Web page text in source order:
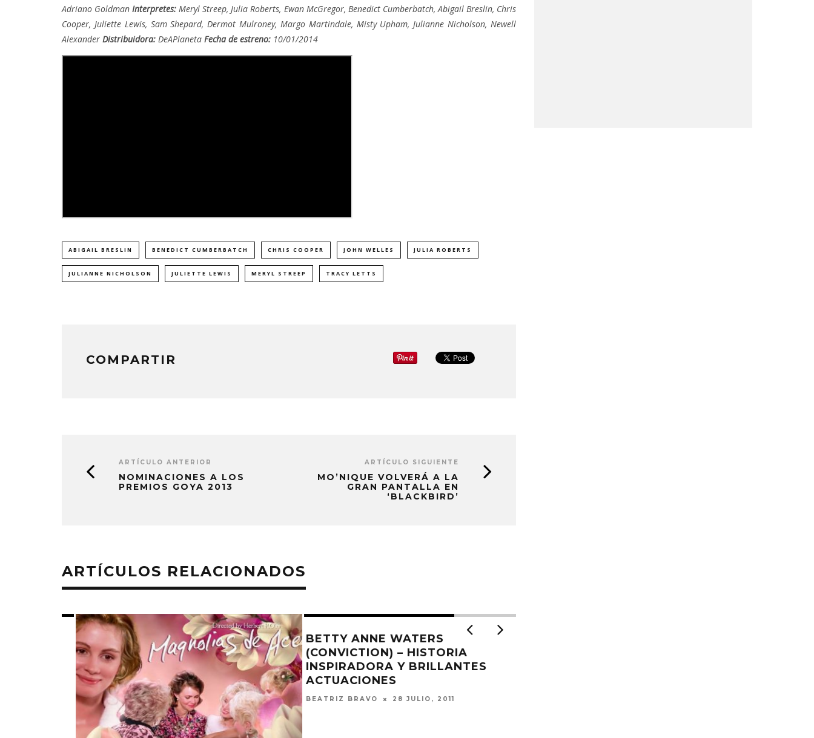
Adriano Goldman Interpretes: Meryl Streep, Julia Roberts, Ewan McGregor, Benedict Cumberbatch, Abigail Breslin, Chris
Cooper, Juliette Lewis, Sam Shepard, Dermot Mulroney, Margo Martindale, Misty Upham, Julianne Nicholson, Newell
Alexander Distribuidora: DeAPlaneta Fecha de estreno: 10/01/2014
ABIGAIL BRESLIN BENEDICT CUMBERBATCH CHRIS COOPER JOHN WELLES JULIA ROBERTS
JULIANNE NICHOLSON JULIETTE LEWIS MERYL STREEP TRACY LETTS
COMPARTIR
ARTÍCULO ANTERIOR
NOMINACIONES A LOS
PREMIOS GOYA 2013
ARTÍCULO SIGUIENTE
MO’NIQUE VOLVERÁ A LA
GRAN PANTALLA EN
‘BLACKBIRD’
ARTÍCULOS RELACIONADOS
BETTY ANNE WATERS
(CONVICTION) – HISTORIA
INSPIRADORA Y BRILLANTES
ACTUACIONES
BEATRIZ BRAVO 28 JULIO, 2011